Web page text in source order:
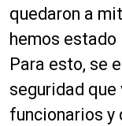
quedaron a
hemos
Para esto, se
seguridad que
funcionarios y